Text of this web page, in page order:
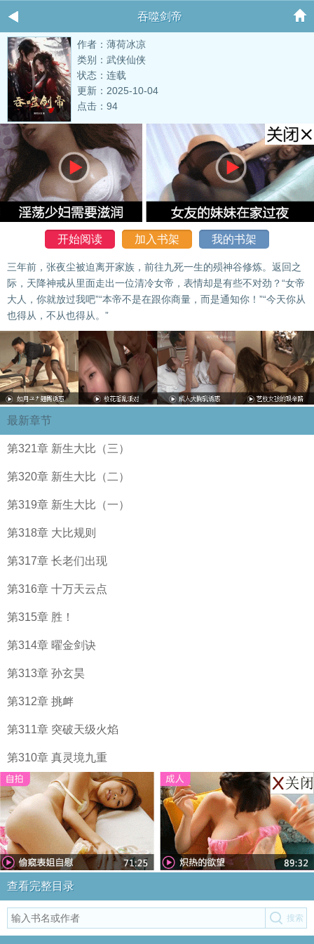
吞噬剑帝
作者：薄荷冰凉
类别：武侠仙侠
状态：连载
更新：2025-10-04
点击：94
开始阅读 加入书架 我的书架
三年前，张夜尘被迫离开家族，前往九死一生的殒神谷修炼。返回之
际，天降神戒从里面走出一位清冷女帝，表情却是有些不对劲？“女帝
大人，你就放过我吧”“本帝不是在跟你商量，而是通知你！”“今天你从
也得从，不从也得从。”
最新章节
第321章 新生大比（三）
第320章 新生大比（二）
第319章 新生大比（一）
第318章 大比规则
第317章 长老们出现
第316章 十万天云点
第315章 胜！
第314章 曜金剑诀
第313章 孙玄昊
第312章 挑衅
第311章 突破天级火焰
第310章 真灵境九重
查看完整目录